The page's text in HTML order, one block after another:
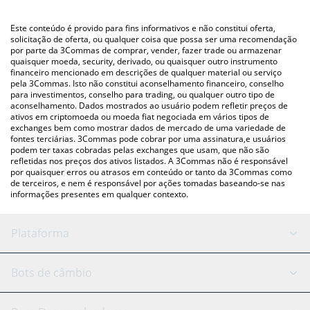
Você também pode usar nossa tabela de preços de
BountyMarketCap acima para verificar o último preço de
BountyMarketCap nas principais moedas fiat e criptográficas.
Este conteúdo é provido para fins informativos e não constitui oferta,
solicitação de oferta, ou qualquer coisa que possa ser uma recomendação
por parte da 3Commas de comprar, vender, fazer trade ou armazenar
quaisquer moeda, security, derivado, ou quaisquer outro instrumento
financeiro mencionado em descrições de qualquer material ou serviço
pela 3Commas. Isto não constitui aconselhamento financeiro, conselho
para investimentos, conselho para trading, ou qualquer outro tipo de
aconselhamento. Dados mostrados ao usuário podem refletir preços de
ativos em criptomoeda ou moeda fiat negociada em vários tipos de
exchanges bem como mostrar dados de mercado de uma variedade de
fontes terciárias. 3Commas pode cobrar por uma assinatura,e usuários
podem ter taxas cobradas pelas exchanges que usam, que não são
refletidas nos preços dos ativos listados. A 3Commas não é responsável
por quaisquer erros ou atrasos em conteúdo or tanto da 3Commas como
de terceiros, e nem é responsável por ações tomadas baseando-se nas
informações presentes em qualquer contexto.
Plataforma
Bot GRID
Bots de câmbio